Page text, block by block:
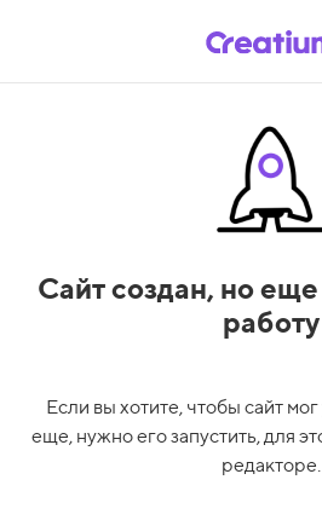
Сайт создан, но еще
работу
Если вы хотите, чтобы сайт
еще, нужно его запустить, для
редакторе.